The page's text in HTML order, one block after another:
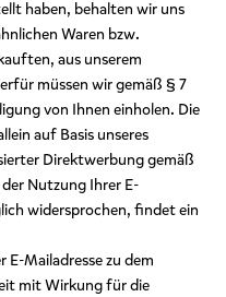
haben, behalten wir uns
Waren bzw.
aus unserem
müssen wir gemäß § 7
von Ihnen einholen. Die
auf Basis unseres
Direktwerbung gemäß
Nutzung Ihrer E-
widersprochen, findet ein
Mailadresse zu dem
mit Wirkung für die